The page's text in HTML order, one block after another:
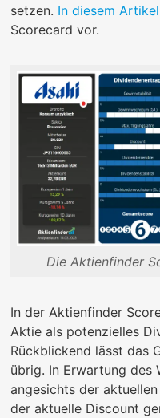
setzen. In diesem Artikel
Scorecard vor.
Die Aktienfinder
In der Aktienfinder
Aktie als potenzielles
Rückblickend lässt das
übrig. In Erwartung des
angesichts der
der aktuelle Discount